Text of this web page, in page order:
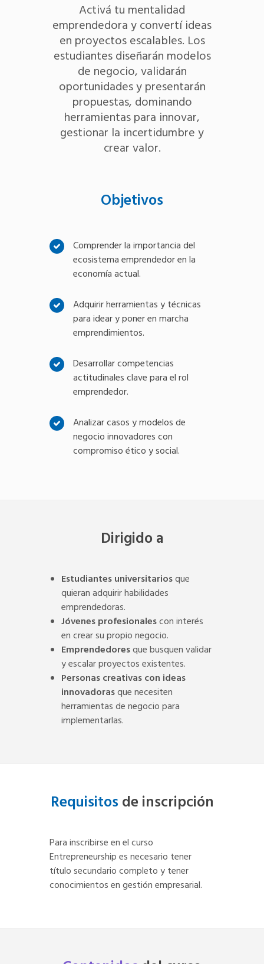
Activá tu mentalidad
emprendedora y convertí ideas
en proyectos escalables. Los
estudiantes diseñarán modelos
de negocio, validarán
oportunidades y presentarán
propuestas, dominando
herramientas para innovar,
gestionar la incertidumbre y
crear valor.
Objetivos
Comprender la importancia del
ecosistema emprendedor en la
economía actual.
Adquirir herramientas y técnicas
para idear y poner en marcha
emprendimientos.
Desarrollar competencias
actitudinales clave para el rol
emprendedor.
Analizar casos y modelos de
negocio innovadores con
compromiso ético y social.
Dirigido a
Estudiantes universitariosque
quieran adquirir habilidades
emprendedoras.
Jóvenes profesionalescon interés
en crear su propio negocio.
Emprendedoresque busquen validar
y escalar proyectos existentes.
Personas creativas con ideas
innovadorasque necesiten
herramientas de negocio para
implementarlas.
Requisitos de inscripción
Para inscribirse en el curso
Entrepreneurship es necesario tener
título secundario completo y tener
conocimientos en gestión empresarial.